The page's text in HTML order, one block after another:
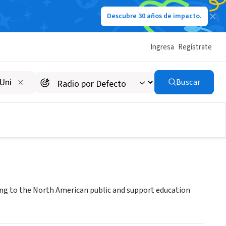
Descubre 30 años de impacto.
Ingresa Regístrate
Buscar
to the North American public and support education